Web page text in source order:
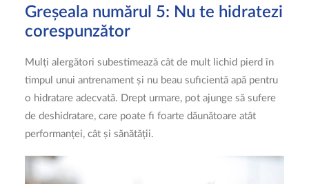
Greșeala numărul 5: Nu te hidratezi
corespunzător
Mulți alergători subestimează cât de mult lichid pierd în
timpul unui antrenament și nu beau suficientă apă pentru
o hidratare adecvată. Drept urmare, pot ajunge să sufere
de deshidratare, care poate fi foarte dăunătoare atât
performanței, cât și sănătății.